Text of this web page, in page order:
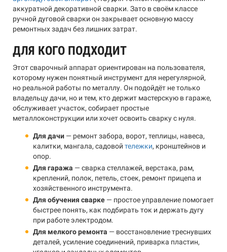
аккуратной декоративной сварки. Зато в своём классе
ручной дуговой сварки он закрывает основную массу
ремонтных задач без лишних затрат.
ДЛЯ КОГО ПОДХОДИТ
Этот сварочный аппарат ориентирован на пользователя,
которому нужен понятный инструмент для нерегулярной,
но реальной работы по металлу. Он подойдёт не только
владельцу дачи, но и тем, кто держит мастерскую в гараже,
обслуживает участок, собирает простые
металлоконструкции или хочет освоить сварку с нуля.
Для дачи — ремонт забора, ворот, теплицы, навеса,
калитки, мангала, садовой тележки, кронштейнов и
опор.
Для гаража — сварка стеллажей, верстака, рам,
креплений, полок, петель, стоек, ремонт прицепа и
хозяйственного инструмента.
Для обучения сварке — простое управление помогает
быстрее понять, как подбирать ток и держать дугу
при работе электродом.
Для мелкого ремонта — восстановление треснувших
деталей, усиление соединений, приварка пластин,